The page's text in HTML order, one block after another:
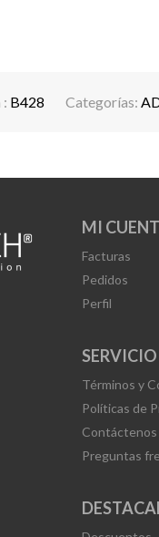
: B428 Categorías:
MI
Facturas
Pedidos
Perfil
Términos y
Políticas de
Contáctenos
Preguntas